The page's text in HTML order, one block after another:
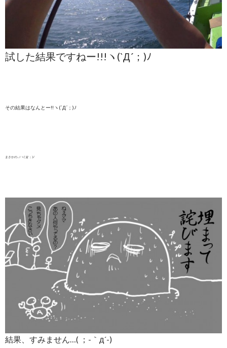
試した結果ですねー!!!ヽ(`Д´；)ﾉ
その結果はなんとー!!ヽ(`Д´；)ﾉ
まさかの…!ヽ(`Д´；)ﾉ
結果、すみません…( ；-｀д´-)